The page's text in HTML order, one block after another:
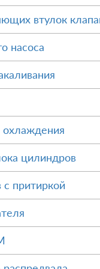
втулок
насоса
цилиндров
притиркой